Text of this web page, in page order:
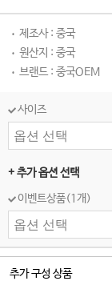
제조사 : 중국
원산지 : 중국
브랜드 : 중국OEM
사이즈
+ 추가 옵션 선택
이벤트상품(1개)
추가 구성 상품